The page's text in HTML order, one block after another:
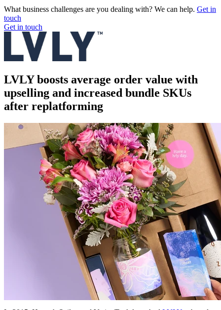
What business challenges are you dealing with? We can help. Get in
touch
Get in touch
LVLY boosts average order value with
upselling and increased bundle SKUs
after replatforming